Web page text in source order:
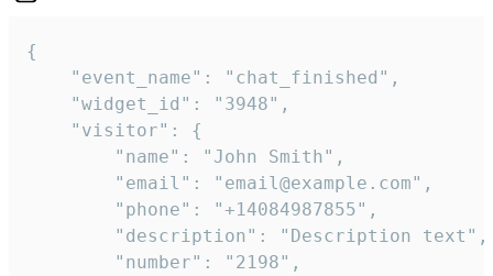
{
    "event_name": "chat_finished",
    "widget_id": "3948",
    "visitor": {
        "name": "John Smith",
        "email": "email@example.com",
        "phone": "+14084987855",
        "description": "Description text",
        "number": "2198",